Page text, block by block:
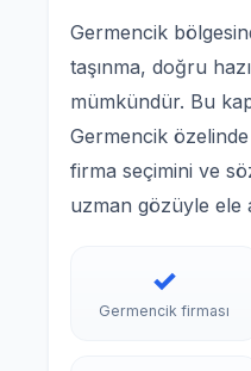
Germencik
taşınma, doğru
mümkündür. Bu
Germencik
firma seçimini ve
uzman gözüyle ele
✓
Germencik firması